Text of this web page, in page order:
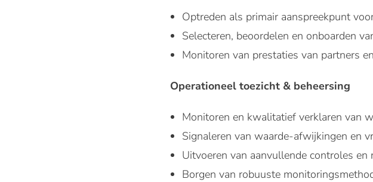
Optreden als primair aanspreekpunt
Selecteren, beoordelen en onboarden
Monitoren van prestaties van partners
Operationeel toezicht & beheersing
Monitoren en kwalitatief verklaren van
Signaleren van waarde-afwijkingen en
Uitvoeren van aanvullende controles
Borgen van robuuste